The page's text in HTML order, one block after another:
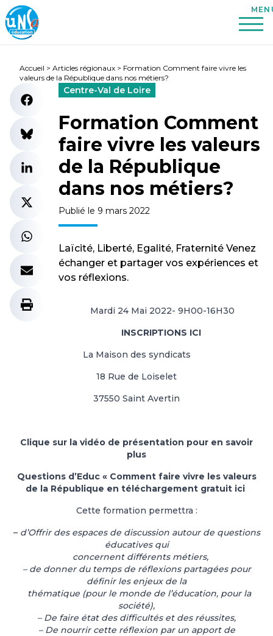
Accueil > Articles régionaux > Formation Comment faire vivre les
valeurs de la République dans nos métiers?
Centre-Val de Loire
Formation Comment
faire vivre les valeurs
de la République
dans nos métiers?
Publié le 9 mars 2022
Laïcité, Liberté, Egalité, Fraternité Venez
échanger et partager vos expériences et
vos réflexions.
Mardi 24 Mai 2022- 9H00-16H30
INSCRIPTIONS ICI
La Maison des syndicats
18 Rue de Loiselet
37550 Saint Avertin
Clique sur la vidéo de présentation pour en savoir
plus
Questions d’Educ « Comment faire vivre les valeurs
de la République en téléchargement gratuit ici
Cette formation permettra :
– d’Offrir des espaces de discussion autour de questions
éducatives qui
concernent différents métiers,
– de donner du temps de réflexions partagées pour
définir les enjeux de la
thématique (pour le monde de l’éducation, pour la
société),
– De faire état des difficultés et des réussites,
– De nourrir cette réflexion par un apport de